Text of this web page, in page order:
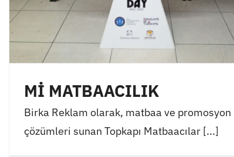
Mİ MATBAACILIK
Birka Reklam olarak, matbaa ve promosyon
çözümleri sunan Topkapı Matbaacılar [...]